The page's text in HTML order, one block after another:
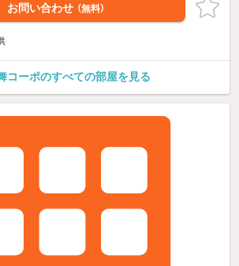
お問い合わせ （無料）
コーポのすべての部屋を見る